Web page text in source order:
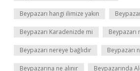
Beypazarı hangi ilimize yakın
Beypazarı Karadenizde mi Beypazarı
Beypazarı nereye bağlıdır Beypazarı
Beypazarına ne alınır Beypazarında